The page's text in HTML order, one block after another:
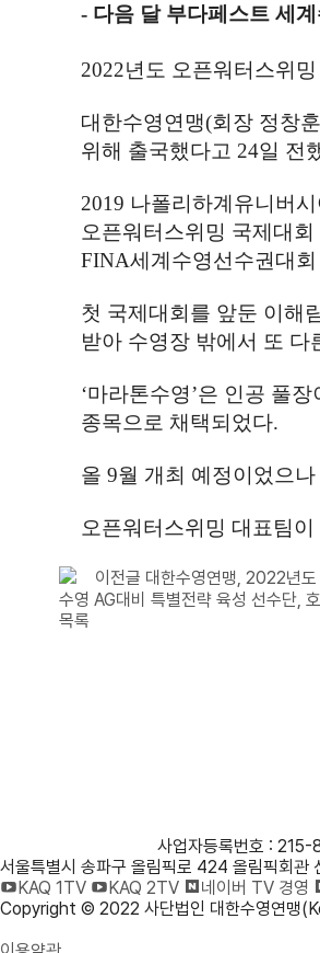
- 다음 달 부다페스트 세
2022년도 오픈워터스위
대한수영연맹(회장 정창훈
위해 출국했다고 24일 전
2019 나폴리하계유니버
오픈워터스위밍 국제대
FINA세계수영선수권대
첫 국제대회를 앞둔 이해
받아 수영장 밖에서 또
‘마라톤수영’은 인공 풀장
종목으로 채택되었다.
올 9월 개최 예정이었으
오픈워터스위밍 대표팀
이전글 대한수영연맹, 2022년
수영 AG대비 특별전략 육성 선수단,
목록
사업자등록번호 :
서울특별시 송파구 올림픽로 424 올림픽회관
KAQ 1TV
KAQ 2TV 네이버 TV 경영
Copyright © 2022 사단법인 대한수영연맹